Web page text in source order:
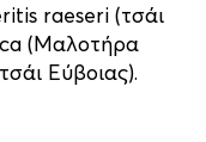
raeseri (τσάι
(Μαλοτήρα
Εύβοιας).